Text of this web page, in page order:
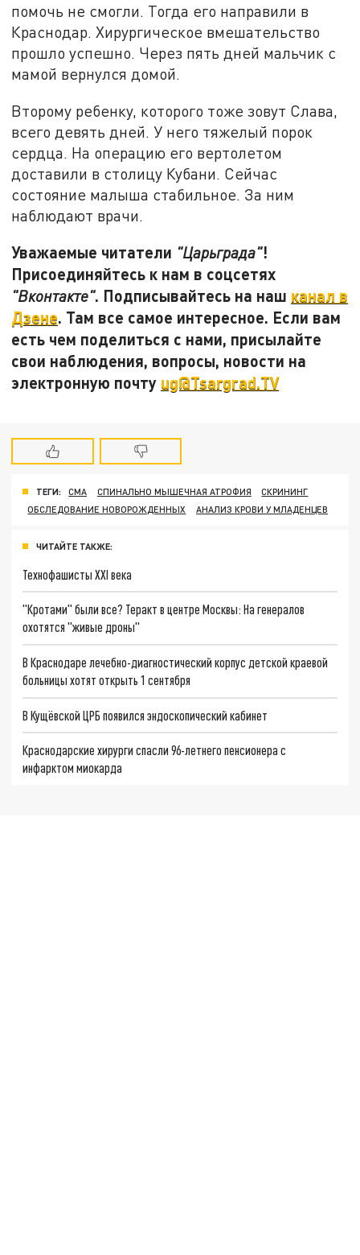
помочь не смогли. Тогда его направили в
Краснодар. Хирургическое вмешательство
прошло успешно. Через пять дней мальчик с
мамой вернулся домой.
Второму ребенку, которого тоже зовут Слава,
всего девять дней. У него тяжелый порок
сердца. На операцию его вертолетом
доставили в столицу Кубани. Сейчас
состояние малыша стабильное. За ним
наблюдают врачи.
Уважаемые читатели "Царьграда"!
Присоединяйтесь к нам в соцсетях
"Вконтакте". Подписывайтесь на наш канал в
Дзене. Там все самое интересное. Если вам
есть чем поделиться с нами, присылайте
свои наблюдения, вопросы, новости на
электронную почту ug@Tsargrad.TV
ТЕГИ: СМА СПИНАЛЬНО МЫШЕЧНАЯ АТРОФИЯ
СКРИНИНГ
ОБСЛЕДОВАНИЕ НОВОРОЖДЕННЫХ
АНАЛИЗ КРОВИ У МЛАДЕНЦЕВ
ЧИТАЙТЕ ТАКЖЕ:
Технофашисты XXI века
"Кротами" были все? Теракт в центре Москвы: На генералов
охотятся "живые дроны"
В Краснодаре лечебно-диагностический корпус детской краевой
больницы хотят открыть 1 сентября
В Кущёвской ЦРБ появился эндоскопический кабинет
Краснодарские хирурги спасли 96-летнего пенсионера с
инфарктом миокарда